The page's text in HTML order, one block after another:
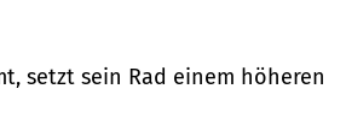
setzt sein Rad einem höheren